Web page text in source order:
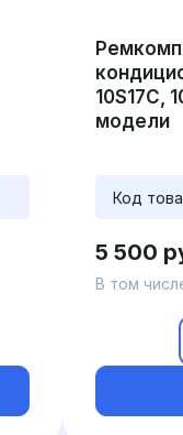
10S17C,
модели
Код
5 500
В том